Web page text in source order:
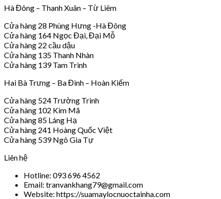
Hà Đông – Thanh Xuân – Từ Liêm
Cửa hàng 28 Phùng Hưng -Hà Đông
Cửa hàng 164 Ngọc Đại, Đại Mỗ
Cửa hàng 22 cầu dậu
Cửa hàng 135 Thanh Nhàn
Cửa hàng 139 Tam Trinh
Hai Bà Trưng – Ba Đình – Hoàn Kiếm
Cửa hàng 524 Trường Trinh
Cửa hàng 102 Kim Mã
Cửa hàng 85 Láng Hạ
Cửa hàng 241 Hoàng Quốc Việt
Cửa hàng 539 Ngô Gia Tự
Liên hệ
Hotline: 093 696 4562
Email: tranvankhang79@gmail.com
Website: https://suamaylocnuoctainha.com